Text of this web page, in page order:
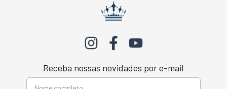
Receba nossas novidades por e-mail